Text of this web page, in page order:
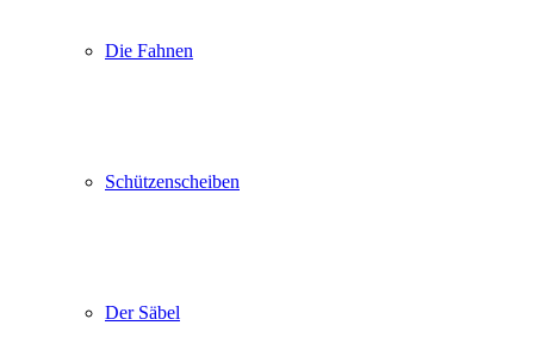
Die Fahnen
Schützenscheiben
Der Säbel